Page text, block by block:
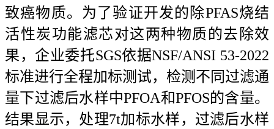
致癌物质。为了验证开发的除PFAS烧结
活性炭功能滤芯对这两种物质的去除效
果，企业委托SGS依据NSF/ANSI 53-2022
标准进行全程加标测试，检测不同过滤通
量下过滤后水样中PFOA和PFOS的含量。
结果显示，处理7t加标水样，过滤后水样